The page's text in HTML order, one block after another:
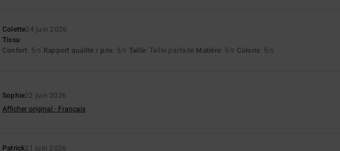
Colette24 juin 2026
Tissu
Confort: 5/5 Rapport qualité / prix: 5/5 Taille: Taille parfaite Matière: 5/5 Coloris: 5/5
Sophie22 juin 2026
Afficher original - Français
Patrick21 juin 2026